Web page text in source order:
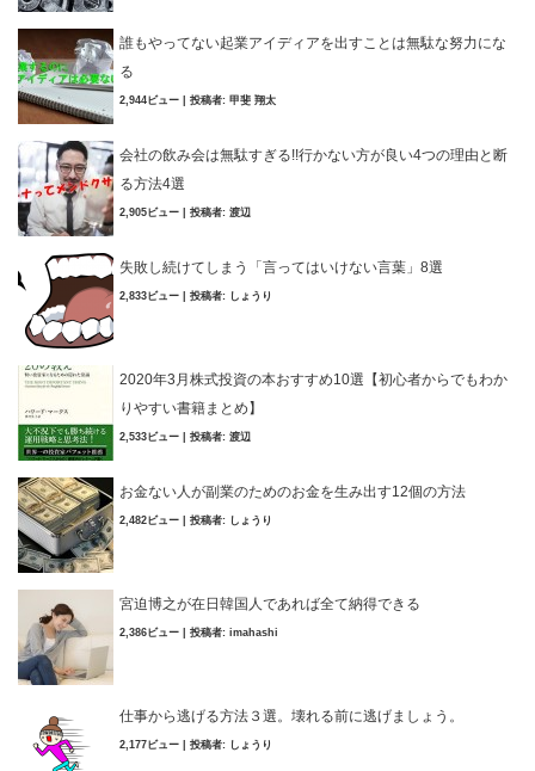
誰もやってない起業アイディアを出すことは無駄な努力にな
る
2,944ビュー 投稿者: 甲斐 翔太
会社の飲み会は無駄すぎる!!行かない方が良い4つの理由と断
る方法4選
2,905ビュー 投稿者: 渡辺
失敗し続けてしまう「言ってはいけない言葉」8選
2,833ビュー 投稿者: しょうり
2020年3月株式投資の本おすすめ10選【初心者からでもわか
りやすい書籍まとめ】
2,533ビュー 投稿者: 渡辺
お金ない人が副業のためのお金を生み出す12個の方法
2,482ビュー 投稿者: しょうり
宮迫博之が在日韓国人であれば全て納得できる
2,386ビュー 投稿者: imahashi
仕事から逃げる方法３選。壊れる前に逃げましょう。
2,177ビュー 投稿者: しょうり